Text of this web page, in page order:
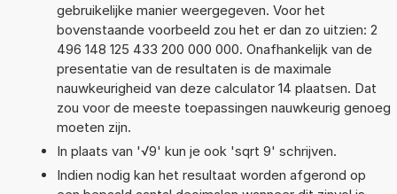
gebruikelijke manier weergegeven. Voor het
bovenstaande voorbeeld zou het er dan zo uitzien: 2
496 148 125 433 200 000 000. Onafhankelijk van de
presentatie van de resultaten is de maximale
nauwkeurigheid van deze calculator 14 plaatsen. Dat
zou voor de meeste toepassingen nauwkeurig genoeg
moeten zijn.
In plaats van '√9' kun je ook 'sqrt 9' schrijven.
Indien nodig kan het resultaat worden afgerond op